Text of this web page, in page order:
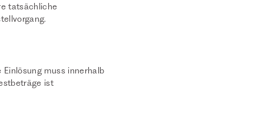
tatsächliche
muss innerhalb
ist